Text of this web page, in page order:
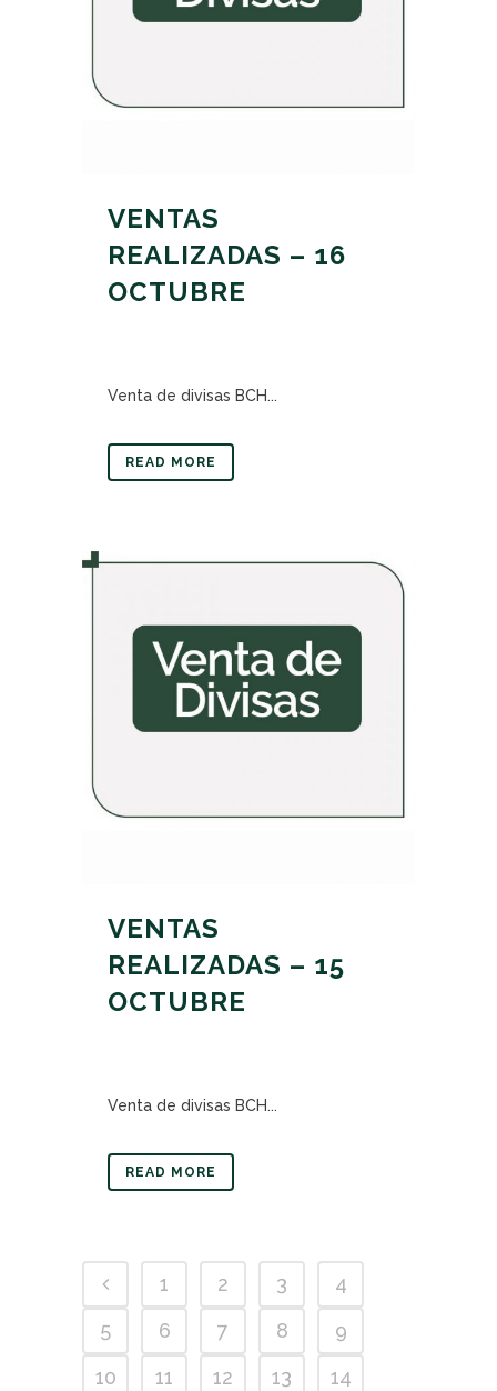
VENTAS
REALIZADAS – 16
OCTUBRE
Venta de divisas BCH...
READ MORE
VENTAS
REALIZADAS – 15
OCTUBRE
Venta de divisas BCH...
READ MORE
1 2 3
4
5
6 7 8
9
10
11 12 13
14